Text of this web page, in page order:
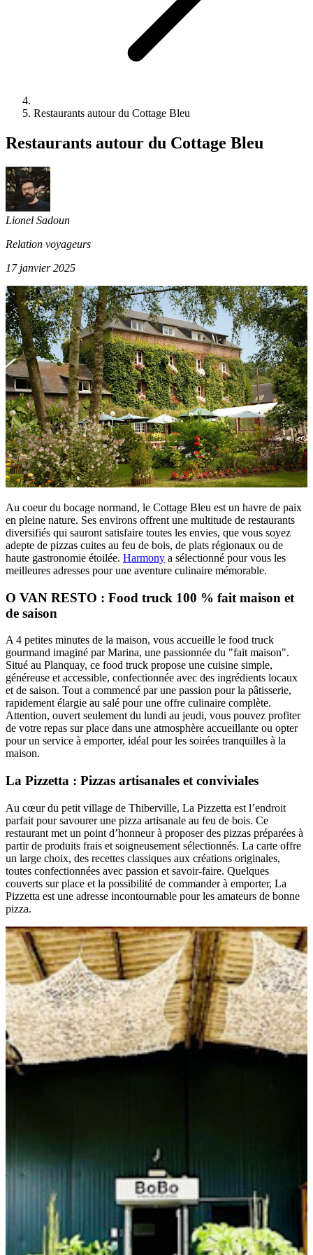
Restaurants autour du Cottage Bleu
Restaurants autour du Cottage Bleu
Lionel Sadoun
Relation voyageurs
17 janvier 2025
Au coeur du bocage normand, le Cottage Bleu est un havre de paix
en pleine nature. Ses environs offrent une multitude de restaurants
diversifiés qui sauront satisfaire toutes les envies, que vous soyez
adepte de pizzas cuites au feu de bois, de plats régionaux ou de
haute gastronomie étoilée. Harmony a sélectionné pour vous les
meilleures adresses pour une aventure culinaire mémorable.
O VAN RESTO : Food truck 100 % fait maison et
de saison
A 4 petites minutes de la maison, vous accueille le food truck
gourmand imaginé par Marina, une passionnée du "fait maison".
Situé au Planquay, ce food truck propose une cuisine simple,
généreuse et accessible, confectionnée avec des ingrédients locaux
et de saison. Tout a commencé par une passion pour la pâtisserie,
rapidement élargie au salé pour une offre culinaire complète.
Attention, ouvert seulement du lundi au jeudi, vous pouvez profiter
de votre repas sur place dans une atmosphère accueillante ou opter
pour un service à emporter, idéal pour les soirées tranquilles à la
maison.
La Pizzetta : Pizzas artisanales et conviviales
Au cœur du petit village de Thiberville, La Pizzetta est l’endroit
parfait pour savourer une pizza artisanale au feu de bois. Ce
restaurant met un point d’honneur à proposer des pizzas préparées à
partir de produits frais et soigneusement sélectionnés. La carte offre
un large choix, des recettes classiques aux créations originales,
toutes confectionnées avec passion et savoir-faire. Quelques
couverts sur place et la possibilité de commander à emporter, La
Pizzetta est une adresse incontournable pour les amateurs de bonne
pizza.